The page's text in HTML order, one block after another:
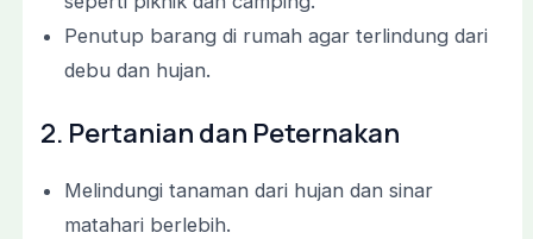
Penutup barang di rumah agar terlindung dari
debu dan hujan.
2. Pertanian dan Peternakan
Melindungi tanaman dari hujan dan sinar
matahari berlebih.